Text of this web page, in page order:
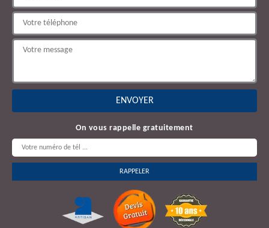
On vous rappelle gratuitement